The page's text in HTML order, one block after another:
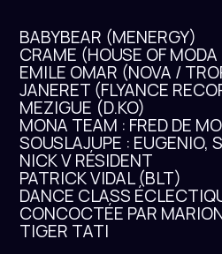
BABYBEAR (MENERGY)
CRAME (HOUSE OF
EMILE OMAR (NOVA /
JANERET (FLYANCE
MEZIGUE (D.KO)
MONA TEAM : FRED DE
SOUSLAJUPE : EUGENIO,
NICK V RÉSIDENT
PATRICK VIDAL (BLT)
DANCE CLASS
CONCOCTÉE PAR
TIGER TATI